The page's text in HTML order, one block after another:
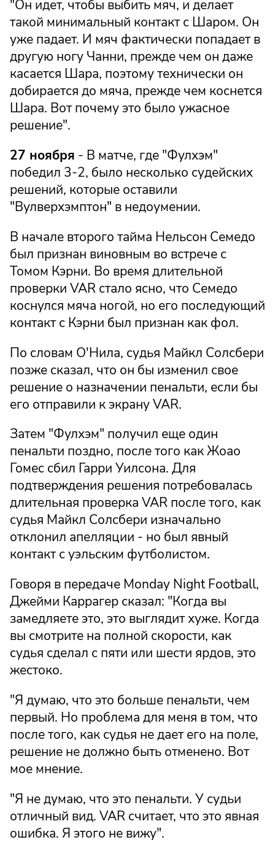
"Он идет, чтобы выбить мяч, и делает
такой минимальный контакт с Шаром. Он
уже падает. И мяч фактически попадает в
другую ногу Чанни, прежде чем он даже
касается Шара, поэтому технически он
добирается до мяча, прежде чем коснется
Шара. Вот почему это было ужасное
решение".
27 ноября - В матче, где "Фулхэм"
победил 3-2, было несколько судейских
решений, которые оставили
"Вулверхэмптон" в недоумении.
В начале второго тайма Нельсон Семедо
был признан виновным во встрече с
Томом Кэрни. Во время длительной
проверки VAR стало ясно, что Семедо
коснулся мяча ногой, но его последующий
контакт с Кэрни был признан как фол.
По словам О'Нила, судья Майкл Солсбери
позже сказал, что он бы изменил свое
решение о назначении пенальти, если бы
его отправили к экрану VAR.
Затем "Фулхэм" получил еще один
пенальти поздно, после того как Жоао
Гомес сбил Гарри Уилсона. Для
подтверждения решения потребовалась
длительная проверка VAR после того, как
судья Майкл Солсбери изначально
отклонил апелляции - но был явный
контакт с уэльским футболистом.
Говоря в передаче Monday Night Football,
Джейми Каррагер сказал: "Когда вы
замедляете это, это выглядит хуже. Когда
вы смотрите на полной скорости, как
судья сделал с пяти или шести ярдов, это
жестоко.
"Я думаю, что это больше пенальти, чем
первый. Но проблема для меня в том, что
после того, как судья не дает его на поле,
решение не должно быть отменено. Вот
мое мнение.
"Я не думаю, что это пенальти. У судьи
отличный вид. VAR считает, что это явная
ошибка. Я этого не вижу".